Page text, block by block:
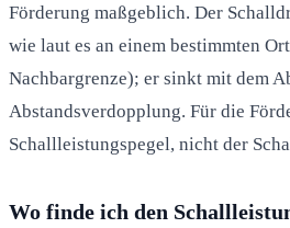
Förderung maßgeblich. Der
wie laut es an einem bestimmten
Nachbargrenze); er sinkt mit dem
Abstandsverdopplung. Für die
Schallleistungspegel, nicht der
Wo finde ich den